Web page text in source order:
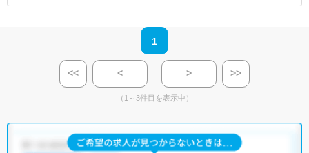
1
<< < > >>
（1～3件目を表示中）